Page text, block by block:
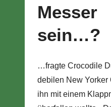
Messer
sein…?
…fragte Crocodile
debilen New Yorker
ihn mit einem